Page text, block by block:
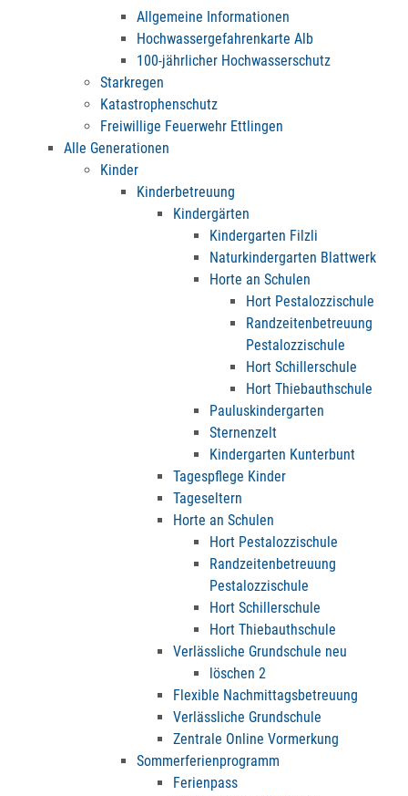
Allgemeine Informationen
Hochwassergefahrenkarte Alb
100-jährlicher Hochwasserschutz
Starkregen
Katastrophenschutz
Freiwillige Feuerwehr Ettlingen
Alle Generationen
Kinder
Kinderbetreuung
Kindergärten
Kindergarten Filzli
Naturkindergarten Blattwerk
Horte an Schulen
Hort Pestalozzischule
Randzeitenbetreuung
Pestalozzischule
Hort Schillerschule
Hort Thiebauthschule
Pauluskindergarten
Sternenzelt
Kindergarten Kunterbunt
Tagespflege Kinder
Tageseltern
Horte an Schulen
Hort Pestalozzischule
Randzeitenbetreuung
Pestalozzischule
Hort Schillerschule
Hort Thiebauthschule
Verlässliche Grundschule neu
löschen 2
Flexible Nachmittagsbetreuung
Verlässliche Grundschule
Zentrale Online Vormerkung
Sommerferienprogramm
Ferienpass